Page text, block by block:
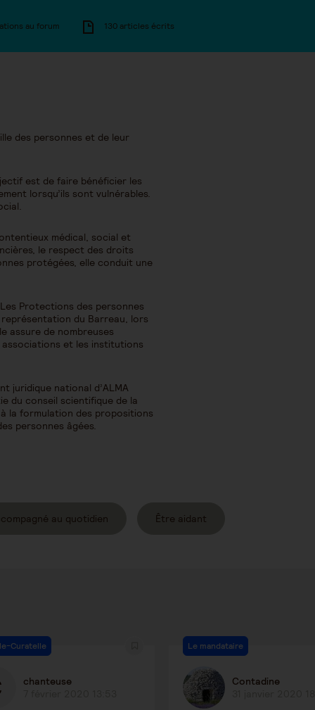
au forum 130 articles écrits
des personnes et de leur
est de faire bénéficier les
lorsqu’ils sont vulnérables.
médical, social et
le respect des droits
protégées, elle conduit une
Protections des personnes
du Barreau, lors
assure de nombreuses
associations et les institutions
juridique national d’ALMA
du conseil scientifique de la
à la formulation des propositions
personnes âgées.
au quotidien Être aidant
Curatelle
chanteuse
Le mandataire
Contadine